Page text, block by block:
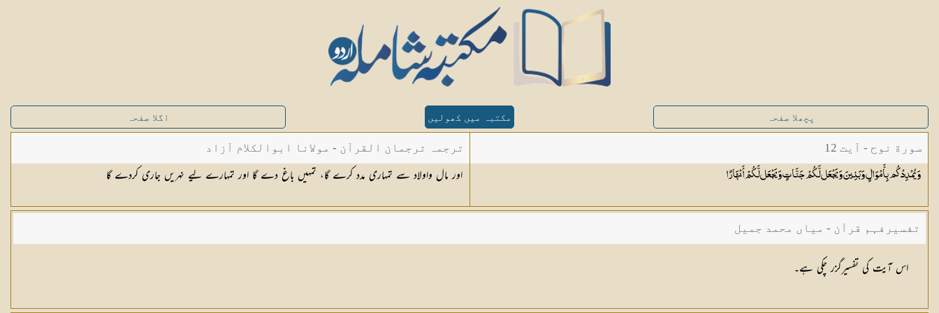
پچھلا صفحہ مکتبہ میں کھولیں اگلا صفحہ
سورة نوح - آیت 12
وَيُمْدِدْكُم بِأَمْوَالٍ وَبَنِينَ وَيَجْعَل لَّكُمْ جَنَّاتٍ وَيَجْعَل لَّكُمْأَنْهَارًا
ترجمہ ترجمان القرآن - مولانا ابوالکلام آزاد
اور مال واولاد سے تمہاری مدد کرے گا، تمہیں باغ دے گا اور تمہارے لیے نہریں جاری کردے گا
تفسیرفہم قرآن - میاں محمد جمیل
اس آیت کی تفسیرگزر چکی ہے۔